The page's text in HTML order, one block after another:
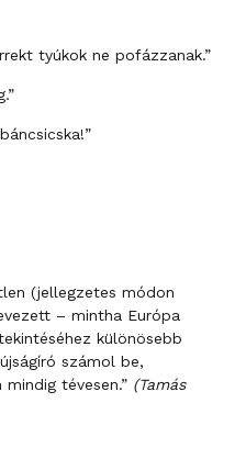
tyúkok ne pofázzanak.”
(jellegzetes módon
– mintha Európa
különösebb
számol be,
tévesen.” (Tamás